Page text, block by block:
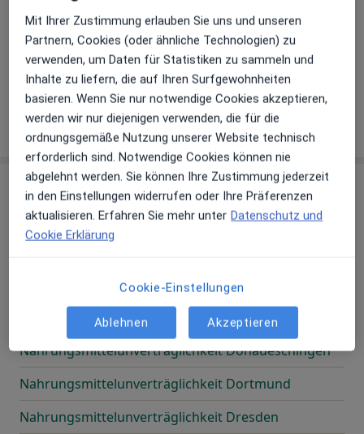
Nahrungsmittelunverträglichkeit Chemnitz
Nahrungsmittelunverträglichkeit Coswig
Nahrungsmittelunverträglichkeit Cremlingen
D
Nahrungsmittelunverträglichkeit Datteln
Nahrungsmittelunverträglichkeit Didderse
Nahrungsmittelunverträglichkeit Donaueschingen
Nahrungsmittelunverträglichkeit Dortmund
Nahrungsmittelunverträglichkeit Dresden
Mit Ihrer Zustimmung erlauben Sie uns und unseren
Partnern, Cookies (oder ähnliche Technologien) zu
verwenden, um Daten für Statistiken zu sammeln und
Inhalte zu liefern, die auf Ihren Surfgewohnheiten
basieren. Wenn Sie nur notwendige Cookies akzeptieren,
werden wir nur diejenigen verwenden, die für die
ordnungsgemäße Nutzung unserer Website technisch
erforderlich sind. Notwendige Cookies können nie
abgelehnt werden. Sie können Ihre Zustimmung jederzeit
in den Einstellungen widerrufen oder Ihre Präferenzen
aktualisieren. Erfahren Sie mehr unter Datenschutz und
Cookie Erklärung
Cookie-Einstellungen
Ablehnen Akzeptieren